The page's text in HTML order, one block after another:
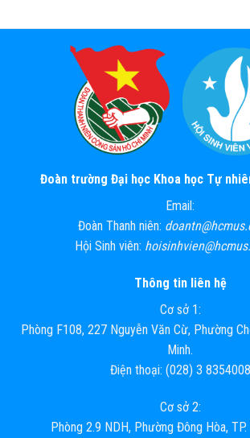
Đoàn trường Đại học Khoa học Tự
Email:
Đoàn Thanh niên:
Hội Sinh viên:
Thông tin liên hệ
Cơ sở 1:
Phòng F108, 227 Nguyễn Văn Cừ, Phường
Minh.
Điện thoại: (028) 3 8354008
Cơ sở 2:
Phòng 2.9 NDH, Phường Đông Hòa, TP.